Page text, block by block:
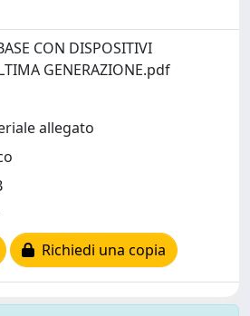
CON DISPOSITIVI
GENERAZIONE.pdf
allegato
Richiedi una copia